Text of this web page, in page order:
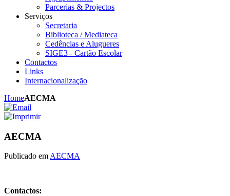
Parcerias & Projectos
Serviços
Secretaria
Biblioteca / Mediateca
Cedências e Alugueres
SIGE3 - Cartão Escolar
Contactos
Links
Internacionalização
HomeAECMA
AECMA
Publicado emAECMA
Contactos: